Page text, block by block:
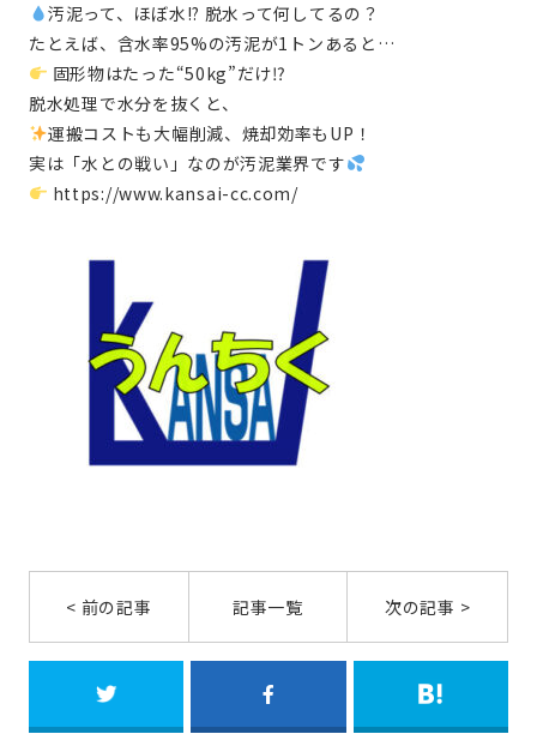
汚泥って、ほぼ水!? 脱水って何してるの？
たとえば、含水率95%の汚泥が1トンあると…
固形物はたった“50kg”だけ⁉
脱水処理で水分を抜くと、
運搬コストも大幅削減、焼却効率もUP！
実は「水との戦い」なのが汚泥業界です
https://www.kansai-cc.com/
< 前の記事 記事一覧 次の記事 >